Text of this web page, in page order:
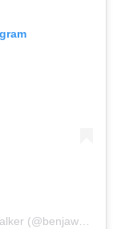
Una publicación compartida por Benjamín Walker (@benjawalker)